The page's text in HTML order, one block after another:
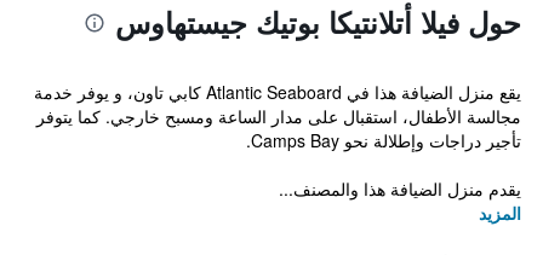
حول فيلا أتلانتيكا بوتيك جيستهاوس
يقع منزل الضيافة هذا في Atlantic Seaboard كابي تاون، و يوفر خدمة
مجالسة الأطفال، استقبال على مدار الساعة ومسبح خارجي. كما يتوفر
تأجير دراجات وإطلالة نحو Camps Bay.
يقدم منزل الضيافة هذا والمصنف...
المزيد